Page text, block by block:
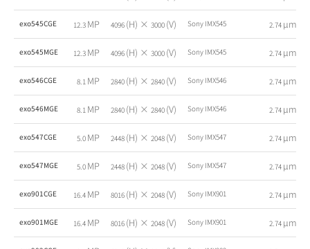
exo545CGE 12.3 MP 4096 (H) × 3000 (V) Sony IMX545 2.74 µm
exo545MGE 12.3 MP 4096 (H) × 3000 (V) Sony IMX545 2.74 µm
exo546CGE 8.1 MP 2840 (H) × 2840 (V) Sony IMX546 2.74 µm
exo546MGE 8.1 MP 2840 (H) × 2840 (V) Sony IMX546 2.74 µm
exo547CGE 5.0 MP 2448 (H) × 2048 (V) Sony IMX547 2.74 µm
exo547MGE 5.0 MP 2448 (H) × 2048 (V) Sony IMX547 2.74 µm
exo901CGE 16.4 MP 8016 (H) × 2048 (V) Sony IMX901 2.74 µm
exo901MGE 16.4 MP 8016 (H) × 2048 (V) Sony IMX901 2.74 µm